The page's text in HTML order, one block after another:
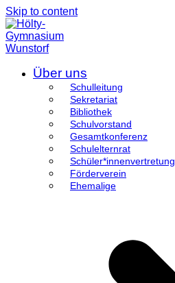
Skip to content
Über uns
Schulleitung
Sekretariat
Bibliothek
Schulvorstand
Gesamtkonferenz
Schulelternrat
Schüler*innenvertretung
Förderverein
Ehemalige